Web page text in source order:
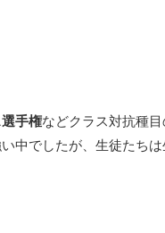
手権などクラス対抗種目
中でしたが、生徒たち